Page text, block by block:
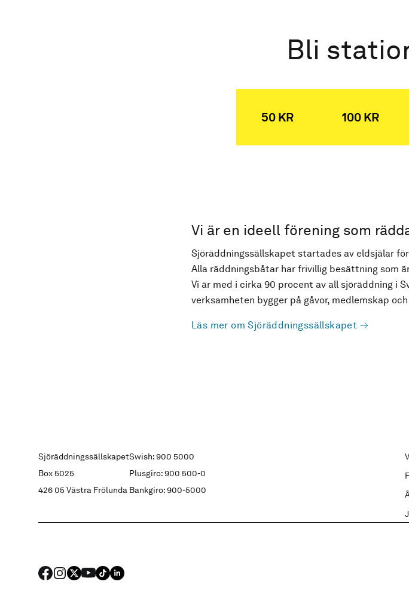
Bli
50 KR 100 KR
Vi är en ideell förening som
Sjöräddningssällskapet startades av eldsjälar
Alla räddningsbåtar har frivillig besättning som
Vi är med i cirka 90 procent av all sjöräddning i
verksamheten bygger på gåvor, medlemskap
Läs mer om Sjöräddningssällskapet
Sjöräddningssällskapet
Box 5025
426 05 Västra Frölunda
Swish: 900 5000
Plusgiro: 900 500-0
Bankgiro: 900-5000
FACEBOOK
Instagram
X YouTube
TIKTOKLINKED IN